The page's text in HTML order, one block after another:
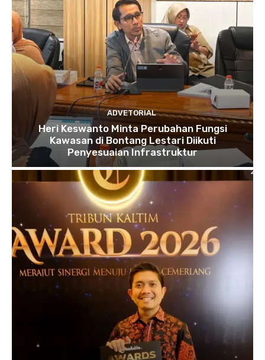
ADVETORIAL
Heri Keswanto Minta Perubahan Fungsi
Kawasan di Bontang Lestari Diikuti
Penyesuaian Infrastruktur